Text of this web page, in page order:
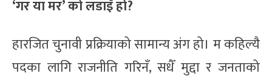
‘गर या मर’ को लडाइँ हो?
हारजित चुनावी प्रक्रियाको सामान्य अंग हो। म कहिल्यै
पदका लागि राजनीति गरिनँ, सधैँ मुद्दा र जनताको